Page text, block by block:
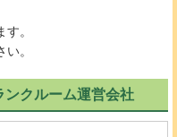
。
。
ンクルーム運営会社